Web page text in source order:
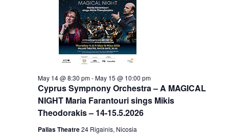
Cyprus Sympnony Orchestra – A MAGICAL
NIGHT Maria Farantouri sings Mikis
Theodorakis – 14-15.5.2026
May 14 @ 8:30 pm-May 15 @ 10:00 pm
Pallas Theatre24 Rigainis, Nicosia